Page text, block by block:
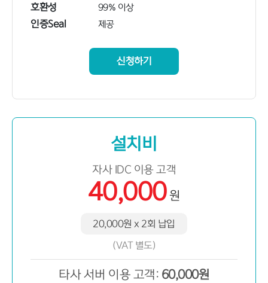
호환성 99% 이상
인증Seal 제공
신청하기
설치비
자사 IDC 이용 고객
40,000원
20,000원 x 2회 납입
(VAT 별도)
타사 서버 이용 고객: 60,000원